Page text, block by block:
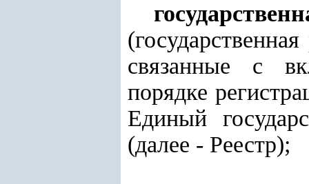
связанные с
порядке
Единый
(далее - Реестр);